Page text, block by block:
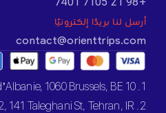
أرسل لنا بريدًا إلكترونيًا
contact@orienttrips.com
1. 10 Rue d’Albanie, 1060 Brussels, BE
2. L2, 141 Taleghani St, Tehran, IR